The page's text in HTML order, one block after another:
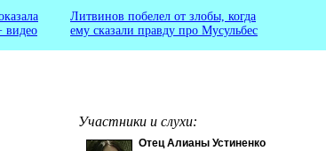
видео
Литвинов побелел от злобы, когда
ему сказали правду про Мусульбес
Участники и слухи:
Отец Алианы Устиненко